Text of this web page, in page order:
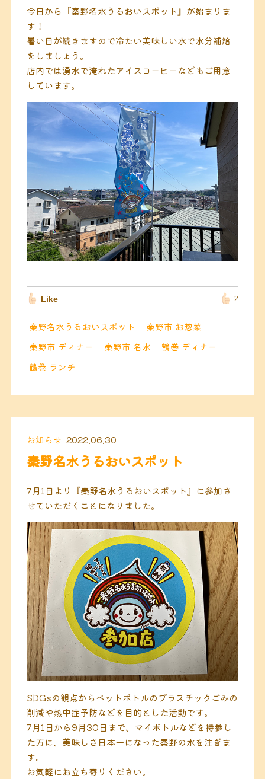
今日から『秦野名水うるおいスポット』が始まりま
す！
暑い日が続きますので冷たい美味しい水で水分補給
をしましょう。
店内では湧水で淹れたアイスコーヒーなどもご用意
しています。
Like 2
秦野名水うるおいスポット
秦野市 お惣菜
秦野市 ディナー
秦野市 名水
鶴巻 ディナー
鶴巻 ランチ
お知らせ 2022.06.30
秦野名水うるおいスポット
7月1日より『秦野名水うるおいスポット』に参加さ
せていただくことになりました。
SDGsの観点からペットボトルのプラスチックごみの
削減や熱中症予防などを目的とした活動です。
7月1日から9月30日まで、マイボトルなどを持参し
た方に、美味しさ日本一になった秦野の水を注ぎま
す。
お気軽にお立ち寄りください。